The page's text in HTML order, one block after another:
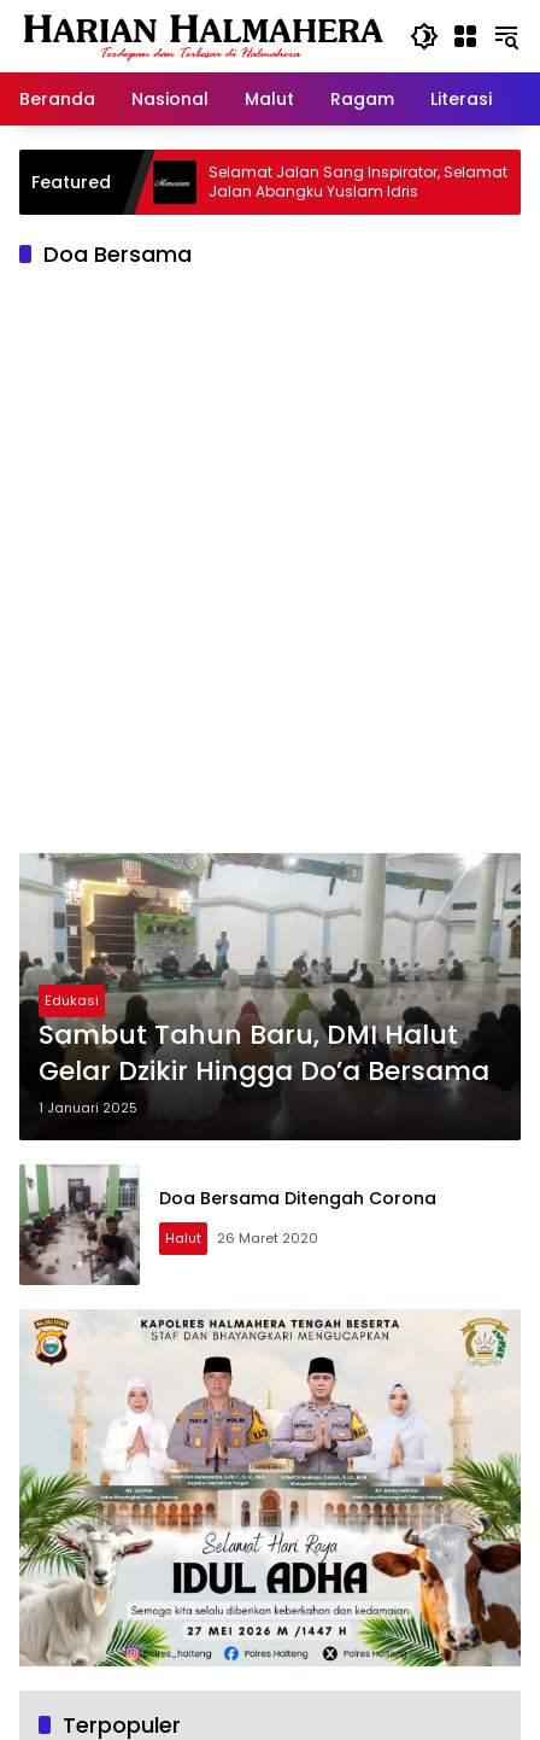
Langsung
Beranda
Nasional Malut Ragam Literasi
Featured
Selamat Jalan Sang Inspirator, Selamat
Jalan Abangku Yuslam Idris
Doa Bersama
Edukasi
Sambut Tahun Baru, DMI Halut
Gelar Dzikir Hingga Do’a Bersama
1 Januari 2025
Doa Bersama Ditengah Corona
Halut 26 Maret 2020
Terpopuler